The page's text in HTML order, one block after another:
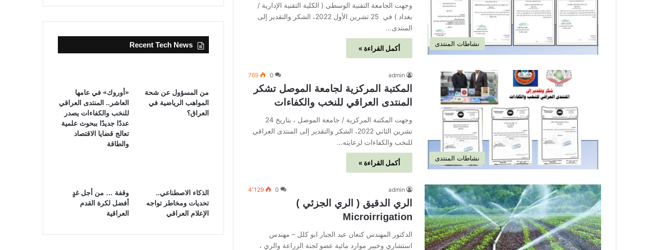
نشاطات المنتدى
وجهت الجامعة التقنية الوسطى ( الكلية التقنية الإدارية /
بغداد ) في 25 تشرين الأول 2022، الشكر والتقدير إلى
المنتدى…
أكمل القراءة »
نشاطات المنتدى
admin
0
769
المكتبة المركزية لجامعة الموصل تشكر
المنتدى العراقي للنخب والكفاءات
وجهت المكتبة المركزية / جامعة الموصل ، بتاريخ 24
تشرين الثاني 2022، الشكر والتقدير إلى المنتدى العراقي
للنخب والكفاءات لرعايته…
أكمل القراءة »
admin
0 4٬129
الري الدقيق ( الري الجزئي )
Microirrigation
الدكتور المهندس كنعان عبد الجبار ابو كلل – مهندس
استشاري وخبير موارد مائية عضو لجنة الزراعة والري ،
Recent Tech News
من المسؤول عن شحة
المواهب الرياضية في
العراق؟
«أوروك» في عامها
العاشر.. المنتدى العراقي
للنخب والكفاءات يصدر
عددًا جديدًا ببحوث علمية
تعالج قضايا الاقتصاد
والطاقة
الذكاء الاصطناعي..
تحديات ومخاطر تواجه
الإعلام العراقي
وقفة … من أجل غدٍ
أفضل لكرة القدم
العراقية